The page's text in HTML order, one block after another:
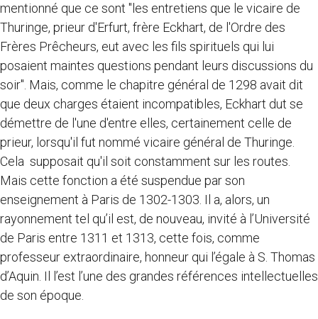
mentionné que ce sont "les entretiens que le vicaire de
Thuringe, prieur d'Erfurt, frère Eckhart, de l'Ordre des
Frères Prêcheurs, eut avec les fils spirituels qui lui
posaient maintes questions pendant leurs discussions du
soir". Mais, comme le chapitre général de 1298 avait dit
que deux charges étaient incompatibles, Eckhart dut se
démettre de l'une d'entre elles, certainement celle de
prieur, lorsqu'il fut nommé vicaire général de Thuringe.
Cela supposait qu'il soit constamment sur les routes.
Mais cette fonction a été suspendue par son
enseignement à Paris de 1302-1303. Il a, alors, un
rayonnement tel qu’il est, de nouveau, invité à l’Université
de Paris entre 1311 et 1313, cette fois, comme
professeur extraordinaire, honneur qui l’égale à S. Thomas
d’Aquin. Il l’est l’une des grandes références intellectuelles
de son époque.